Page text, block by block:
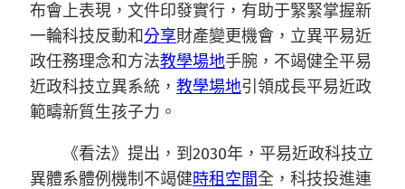
布會上表現，文件印發實行，有助于緊緊掌握新
一輪科技反動和分享財產變更機會，立異平易近
政任務理念和方法教學場地手腕，不竭健全平易
近政科技立異系統， 教學場地引領成長平易近政
範疇新質生孩子力。
《看法》提出，到2030年，平易近政科技立
異體系體例機制不竭健時租空間全，科技投進連